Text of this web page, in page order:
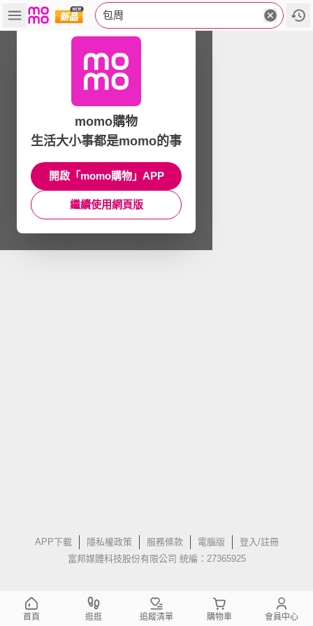
包周
APP下載 隱私權政策 服務條款 電腦版
登入/註冊
富邦媒體科技股份有限公司 統編：27365925
momo購物
生活大小事都是momo的事
開啟「momo購物」APP
繼續使用網頁版
首頁 逛逛 追蹤清單 購物車 會員中心